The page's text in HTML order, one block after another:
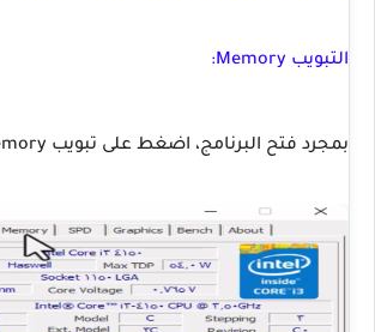
التبويب Memory:
بمجرد فتح البرنامج، اضغط على تبويب Memory.